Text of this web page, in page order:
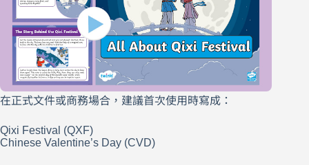
在正式文件或商務場合，建議首次使用時寫成：
Qixi Festival (QXF)
Chinese Valentine’s Day (CVD)